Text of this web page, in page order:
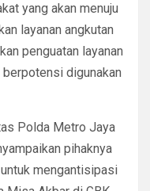
yang akan menuju
layanan angkutan
penguatan layanan
digunakan
Polda Metro Jaya
pihaknya
mengantisipasi